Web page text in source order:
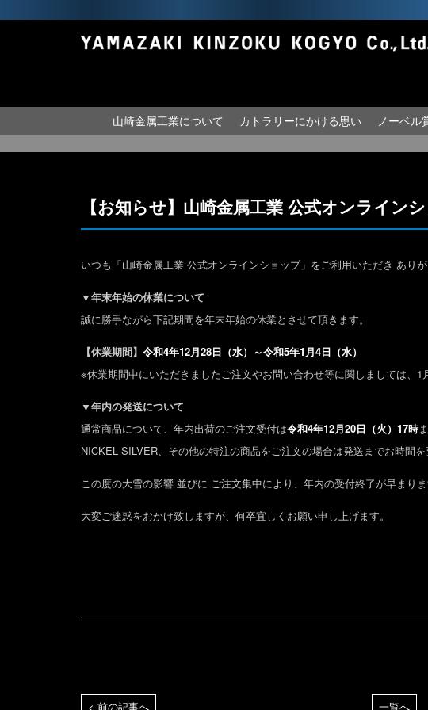
山崎金属工業について カトラリーにかける思い ノーベル
【お知らせ】山崎金属工業 公式オンライン
いつも「山崎金属工業 公式オンラインショップ」をご利用いただき ありが
▼年末年始の休業について
誠に勝手ながら下記期間を年末年始の休業とさせて頂きます。
【休業期間】 令和4年12月28日（水）～令和5年1月4日（水）
※休業期間中にいただきましたご注文やお問い合わせ等に関しましては、1
▼年内の発送について
通常商品について、年内出荷のご注文受付は令和4年12月20日（火）17時
NICKEL SILVER、その他の特注の商品をご注文の場合は発送までお時間を
この度の大雪の影響 並びに ご注文集中により、年内の受付終了が早まりま
大変ご迷惑をおかけ致しますが、何卒宜しくお願い申し上げます。
一覧へ
< 前の記事へ